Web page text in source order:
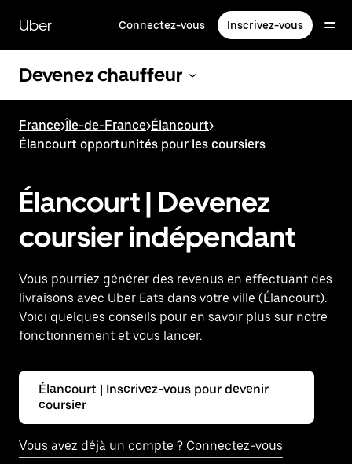
contenu
principal
Uber Connectez-vous Inscrivez-vous
Devenez chauffeur
France>Île-de-France>Élancourt>
Élancourt opportunités pour les coursiers
Élancourt | Devenez
coursier indépendant
Vous pourriez générer des revenus en effectuant des
livraisons avec Uber Eats dans votre ville (Élancourt).
Voici quelques conseils pour en savoir plus sur notre
fonctionnement et vous lancer.
Élancourt | Inscrivez-vous pour devenir
coursier
Vous avez déjà un compte ? Connectez-vous